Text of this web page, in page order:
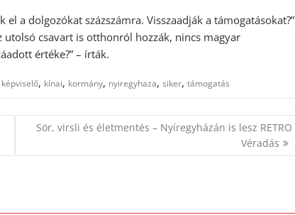
a dolgozókat százszámra. Visszaadják a támogatásokat?”
csavart is otthonról hozzák, nincs magyar
értéke?” – írták.
képviselő, kínai, kormány, nyiregyhaza, siker, támogatás
Sör, virsli és életmentés – Nyíregyházán is lesz RETRO
Véradás